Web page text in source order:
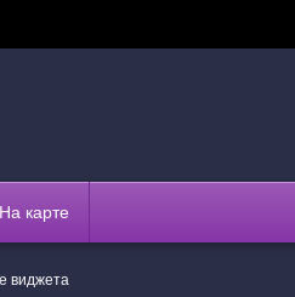
На карте
виджета